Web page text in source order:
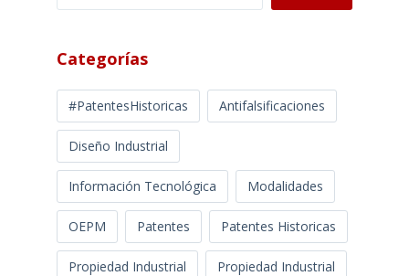
Categorías
#PatentesHistoricas Antifalsificaciones
Diseño Industrial
Información Tecnológica Modalidades
OEPM Patentes Patentes Historicas
Propiedad Industrial Propiedad Industrial